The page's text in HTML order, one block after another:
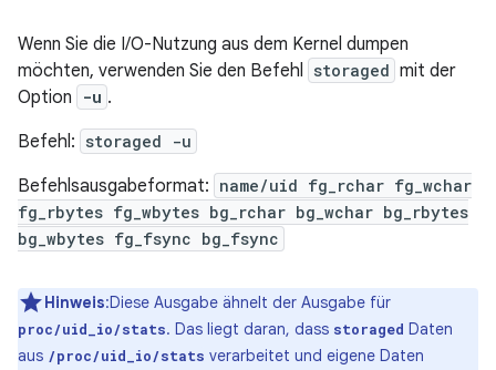
Wenn Sie die I/O-Nutzung aus dem Kernel dumpen
möchten, verwenden Sie den Befehl storaged mit der
Option
-u .
Befehl: storaged -u
Befehlsausgabeformat: name/uid fg_rchar fg_wchar
fg_rbytes fg_wbytes bg_rchar bg_wchar bg_rbytes
bg_wbytes fg_fsync bg_fsync
Hinweis:Diese Ausgabe ähnelt der Ausgabe für
proc/uid_io/stats. Das liegt daran, dass storaged Daten
aus /proc/uid_io/stats verarbeitet und eigene Daten